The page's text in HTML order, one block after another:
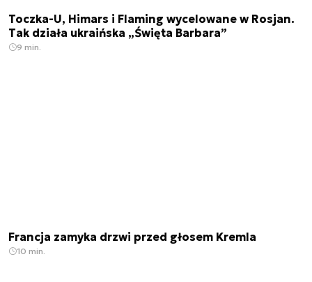
Toczka-U, Himars i Flaming wycelowane w Rosjan.
Tak działa ukraińska „Święta Barbara”
9 min.
Francja zamyka drzwi przed głosem Kremla
10 min.